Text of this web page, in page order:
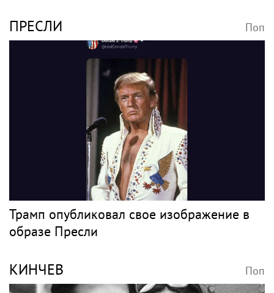
ПРЕСЛИ Поп
Трамп опубликовал свое изображение в
образе Пресли
КИНЧЕВ Поп